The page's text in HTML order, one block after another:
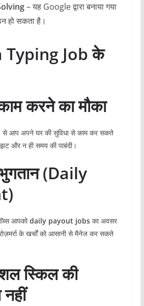
– यह Google द्वारा बनाया गया
हो सकता है।
Typing Job के
करने का मौका
से आप अपने घर की सुविधा से काम कर सकते
और न ही समय की पाबंदी।
भुगतान (Daily
आपकोdaily payout jobsका अवसर
के खर्चों को आसानी से मैनेज कर सकते
स्किल की